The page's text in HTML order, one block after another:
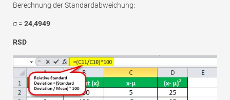
Berechnung der Standardabweichung:
σ = 24,4949
RSD